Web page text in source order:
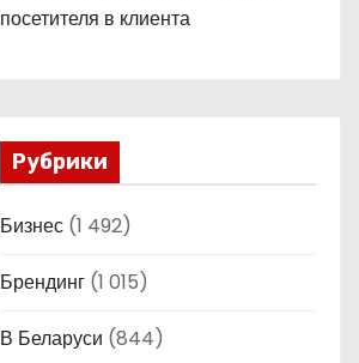
посетителя в клиента
Рубрики
Бизнес (1 492)
Брендинг (1 015)
В Беларуси (844)